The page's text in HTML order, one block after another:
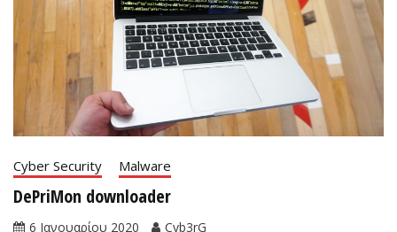
Cyber Security Malware
DePriMon downloader
6 Ιανουαρίου 2020 Cyb3rG